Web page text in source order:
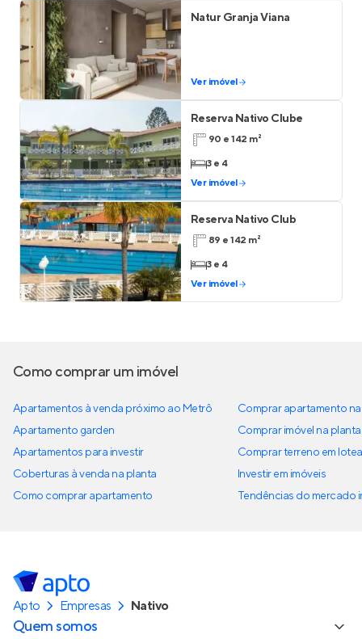
Natur Granja Viana
Ver imóvel
Reserva Nativo Clube
90 e 142 m²
3 e 4
Ver imóvel
Reserva Nativo Club
89 e 142 m²
3 e 4
Ver imóvel
Como comprar um imóvel
Apartamentos à venda próximo ao Metrô
Apartamento garden
Apartamentos para investir
Coberturas à venda na planta
Como comprar apartamento
Comprar apartamento
Comprar imóvel na planta
Comprar terreno em
Investir em imóveis
Tendências do mercado
Apto Empresas Nativo
Quem somos